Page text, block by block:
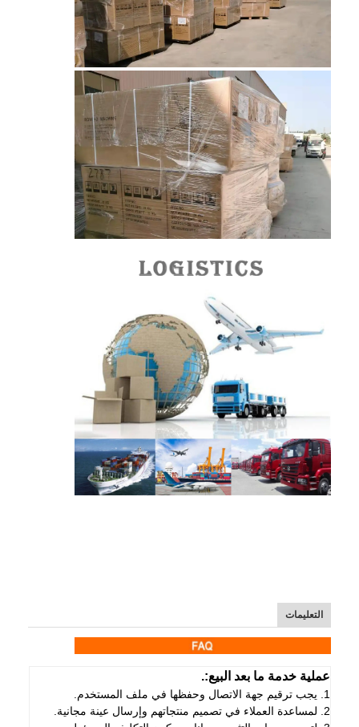
التعليمات
عملية خدمة ما بعد البيع:.
1. يجب ترقيم جهة الاتصال وحفظها في ملف المستخدم.
2. لمساعدة العملاء في تصميم منتجاتهم وإرسال عينة مجانية.